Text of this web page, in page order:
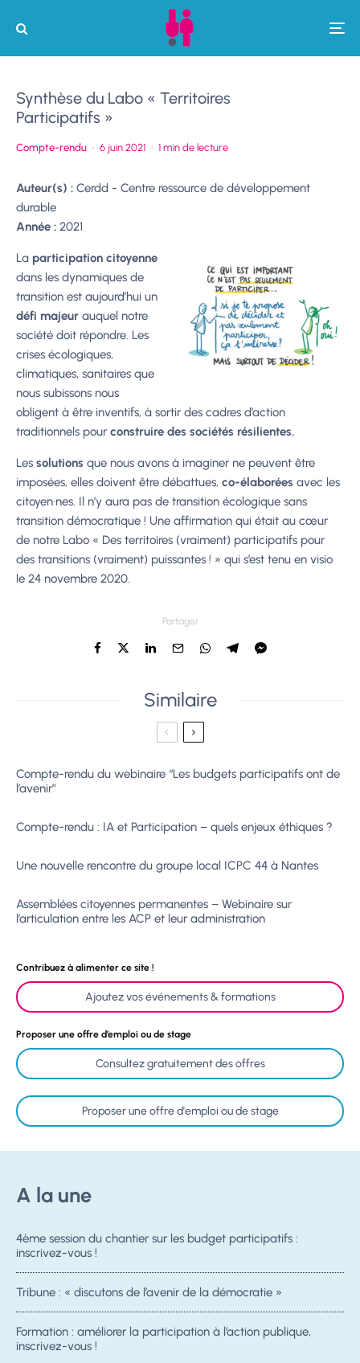
Synthèse du Labo « Territoires
Participatifs »
Compte-rendu · 6 juin 2021 · 1 min de lecture
Auteur(s) : Cerdd - Centre ressource de développement
durable
Année : 2021
La participation citoyenne
dans les dynamiques de
transition est aujourd’hui un
défi majeur auquel notre
société doit répondre. Les
crises écologiques,
climatiques, sanitaires que
nous subissons nous
obligent à être inventifs, à sortir des cadres d’action
traditionnels pour construire des sociétés résilientes.
Les solutions que nous avons à imaginer ne peuvent être
imposées, elles doivent être débattues, co-élaborées avec les
citoyen·nes. Il n’y aura pas de transition écologique sans
transition démocratique ! Une affirmation qui était au cœur
de notre Labo « Des territoires (vraiment) participatifs pour
des transitions (vraiment) puissantes ! » qui s’est tenu en visio
le 24 novembre 2020.
Partager
Similaire
Compte-rendu du webinaire “Les budgets participatifs ont de
l’avenir”
Compte-rendu : IA et Participation – quels enjeux éthiques ?
Une nouvelle rencontre du groupe local ICPC 44 à Nantes
Assemblées citoyennes permanentes – Webinaire sur
l’articulation entre les ACP et leur administration
Contribuez à alimenter ce site !
Ajoutez vos événements & formations
Proposer une offre d’emploi ou de stage
Consultez gratuitement des offres
Proposer une offre d'emploi ou de stage
A la une
4ème session du chantier sur les budget participatifs :
inscrivez-vous !
Tribune : « discutons de l’avenir de la démocratie »
Formation : améliorer la participation à l’action publique,
inscrivez-vous !